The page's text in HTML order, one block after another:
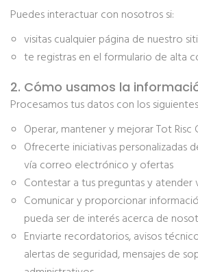
Puedes interactuar con nosotros si:
visitas cualquier página de nuestro
te registras en el formulario de alta
2. Cómo usamos la
Procesamos tus datos con los
Operar, mantener y mejorar Tot Risc
Ofrecerte iniciativas personalizadas
vía correo electrónico y ofertas
Contestar a tus preguntas y atender
Comunicar y proporcionar
pueda ser de interés acerca de
Enviarte recordatorios, avisos
alertas de seguridad, mensajes de